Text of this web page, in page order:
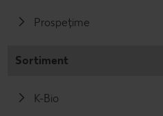
Prospețime
Sortiment
K-Bio